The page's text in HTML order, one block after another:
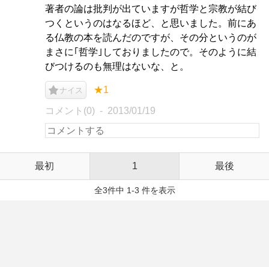
著者の論は批判が出ていますが哲学と宗教が結び
つくというのはなるほど、と思いました。前にあ
る仏教の本を読んだのですが、その分というのが
まさに｢哲学｣しておりましたので。そのように結
びつけるのも無理はないな、と。
ナイス ★1
コメント(0) 2013/01/19
最初 1 最後
全3件中 1-3 件を表示